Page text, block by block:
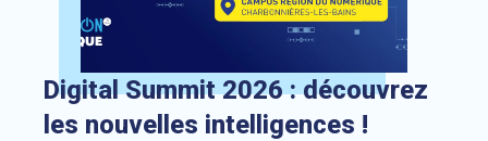
Digital Summit 2026 : découvrez
les nouvelles intelligences !